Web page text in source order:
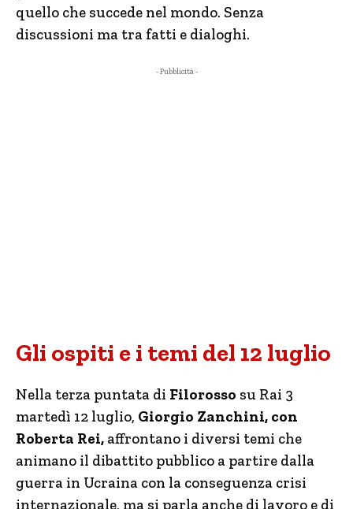
quello che succede nel mondo. Senza
discussioni ma tra fatti e dialoghi.
- Pubblicità -
Gli ospiti e i temi del 12 luglio
Nella terza puntata di Filorosso su Rai 3
martedì 12 luglio, Giorgio Zanchini, con
Roberta Rei, affrontano i diversi temi che
animano il dibattito pubblico a partire dalla
guerra in Ucraina con la conseguenza crisi
internazionale, ma si parla anche di lavoro e di